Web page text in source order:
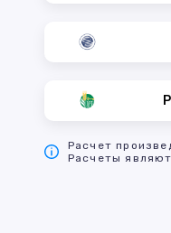
Расчет
Расчеты